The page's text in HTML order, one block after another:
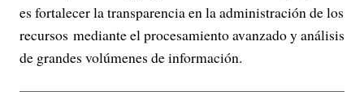
es fortalecer la transparencia en la administración de los
recursos mediante el procesamiento avanzado y análisis
de grandes volúmenes de información.